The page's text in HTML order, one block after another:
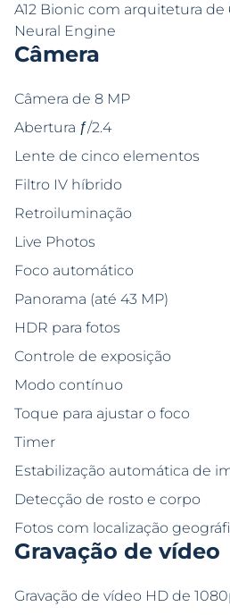
A12 Bionic com arquitetura de
Neural Engine
Câmera
Câmera de 8 MP
Abertura ƒ/2.4
Lente de cinco elementos
Filtro IV híbrido
Retroiluminação
Live Photos
Foco automático
Panorama (até 43 MP)
HDR para fotos
Controle de exposição
Modo contínuo
Toque para ajustar o foco
Timer
Estabilização automática de
Detecção de rosto e corpo
Fotos com localização
Gravação de vídeo
Gravação de vídeo HD de